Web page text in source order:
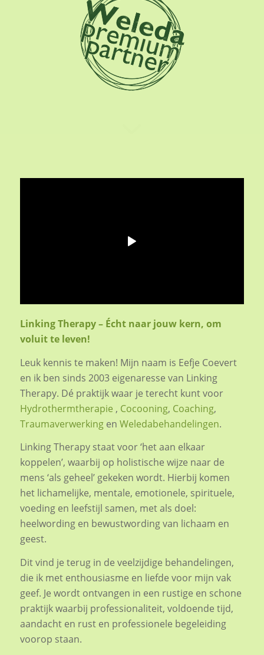
Lees meer
Linking Therapy – Écht naar jouw kern, om
voluit te leven!
Leuk kennis te maken! Mijn naam is Eefje Coevert
en ik ben sinds 2003 eigenaresse van Linking
Therapy. Dé praktijk waar je terecht kunt voor
Hydrothermtherapie , Cocooning, Coaching,
Traumaverwerkingen Weledabehandelingen.
Linking Therapy staat voor ‘het aan elkaar
koppelen’, waarbij op holistische wijze naar de
mens ‘als geheel’ gekeken wordt. Hierbij komen
het lichamelijke, mentale, emotionele, spirituele,
voeding en leefstijl samen, met als doel:
heelwording en bewustwording van lichaam en
geest.
Dit vind je terug in de veelzijdige behandelingen,
die ik met enthousiasme en liefde voor mijn vak
geef. Je wordt ontvangen in een rustige en schone
praktijk waarbij professionaliteit, voldoende tijd,
aandacht en rust en professionele begeleiding
voorop staan.